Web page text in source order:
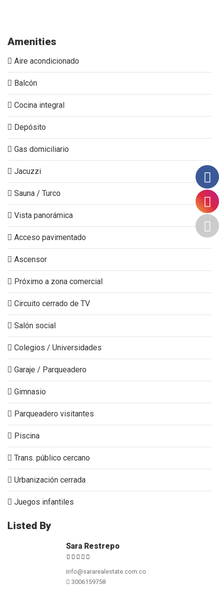
Amenities
Aire acondicionado
Balcón
Cocina integral
Depósito
Gas domiciliario
Jacuzzi
Sauna / Turco
Vista panorámica
Acceso pavimentado
Ascensor
Próximo a zona comercial
Circuito cerrado de TV
Salón social
Colegios / Universidades
Garaje / Parqueadero
Gimnasio
Parqueadero visitantes
Piscina
Trans. público cercano
Urbanización cerrada
Juegos infantiles
Listed By
Sara Restrepo
info@sararealestate.com.co
3006159758